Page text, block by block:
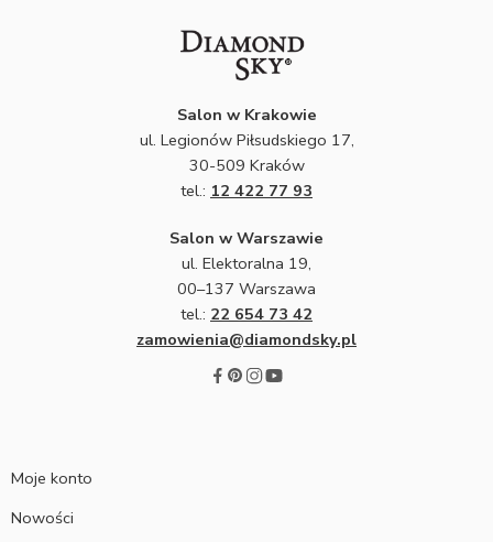
Salon w Krakowie
ul. Legionów Piłsudskiego 17,
30-509 Kraków
tel.: 12 422 77 93
Salon w Warszawie
ul. Elektoralna 19,
00–137 Warszawa
tel.: 22 654 73 42
zamowienia@diamondsky.pl
Moje konto
Nowości